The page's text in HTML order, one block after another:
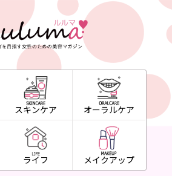
スキンケア オーラルケア
ライフ メイクアップ